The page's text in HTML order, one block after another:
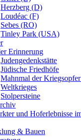
Herzberg (D)
Loudéac (F)
Sebes (RO)
Tinley Park (USA)
Erinnerung
Judengedenkstätte
Jüdische Friedhöfe
Mahnmal der
Weltkrieges
Stolpersteine
und Hoferlebnisse
& Bauen